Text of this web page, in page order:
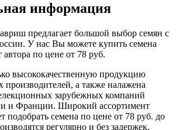
информация
предлагает большой выбор семян с
У нас Вы можете купить семена
автора по цене от 78 руб.
высококачественную продукцию
производителей, а также налажена
зарубежных компаний
и Франции. Широкий ассортимент
подобрать семена по цене от 78 руб. до
регулярно и без задержек.